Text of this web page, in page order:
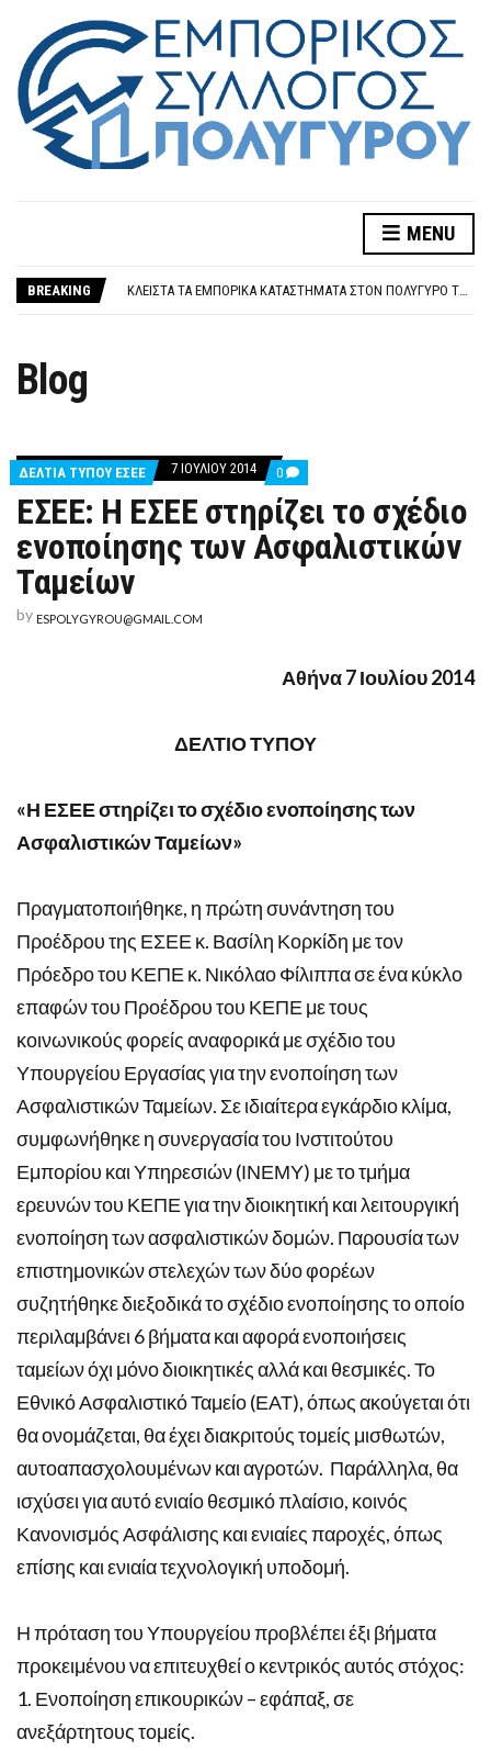
MENU
BREAKING
ΩΡΆΡΙΟ ΠΑΣΧΑΛΙΝΉΣ ΠΕΡΙΌΔΟΥ
Blog
ΔΕΛΤΊΑ ΤΎΠΟΥ ΕΣΕΕ 7 ΙΟΥΛΊΟΥ 2014 0 COMMENTS
ON
ΕΣΕΕ:
Η
ΕΣΕΕ
ΣΤΗΡΊΖΕΙ
ΤΟ
ΕΣΕΕ: Η ΕΣΕΕ στηρίζει το σχέδιο
ενοποίησης των Ασφαλιστικών
Ταμείων
by ESPOLYGYROU@GMAIL.COM
Αθήνα 7 Ιουλίου 2014
ΔΕΛΤΙΟ ΤΥΠΟΥ
«Η ΕΣΕΕ στηρίζει το σχέδιο ενοποίησης των
Ασφαλιστικών Ταμείων»
Πραγματοποιήθηκε, η πρώτη συνάντηση του
Προέδρου της ΕΣΕΕ κ. Βασίλη Κορκίδη με τον
Πρόεδρο του ΚΕΠΕ κ. Νικόλαο Φίλιππα σε ένα κύκλο
επαφών του Προέδρου του ΚΕΠΕ με τους
κοινωνικούς φορείς αναφορικά με σχέδιο του
Υπουργείου Εργασίας για την ενοποίηση των
Ασφαλιστικών Ταμείων. Σε ιδιαίτερα εγκάρδιο κλίμα,
συμφωνήθηκε η συνεργασία του Ινστιτούτου
Εμπορίου και Υπηρεσιών (ΙΝΕΜΥ) με το τμήμα
ερευνών του ΚΕΠΕ για την διοικητική και λειτουργική
ενοποίηση των ασφαλιστικών δομών. Παρουσία των
επιστημονικών στελεχών των δύο φορέων
συζητήθηκε διεξοδικά το σχέδιο ενοποίησης το οποίο
περιλαμβάνει 6 βήματα και αφορά ενοποιήσεις
ταμείων όχι μόνο διοικητικές αλλά και θεσμικές. Το
Εθνικό Ασφαλιστικό Ταμείο (ΕΑΤ), όπως ακούγεται ότι
θα ονομάζεται, θα έχει διακριτούς τομείς μισθωτών,
αυτοαπασχολουμένων και αγροτών. Παράλληλα, θα
ισχύσει για αυτό ενιαίο θεσμικό πλαίσιο, κοινός
Κανονισμός Ασφάλισης και ενιαίες παροχές, όπως
επίσης και ενιαία τεχνολογική υποδομή.
Η πρόταση του Υπουργείου προβλέπει έξι βήματα
προκειμένου να επιτευχθεί ο κεντρικός αυτός στόχος:
1. Ενοποίηση επικουρικών – εφάπαξ, σε
ανεξάρτητους τομείς.